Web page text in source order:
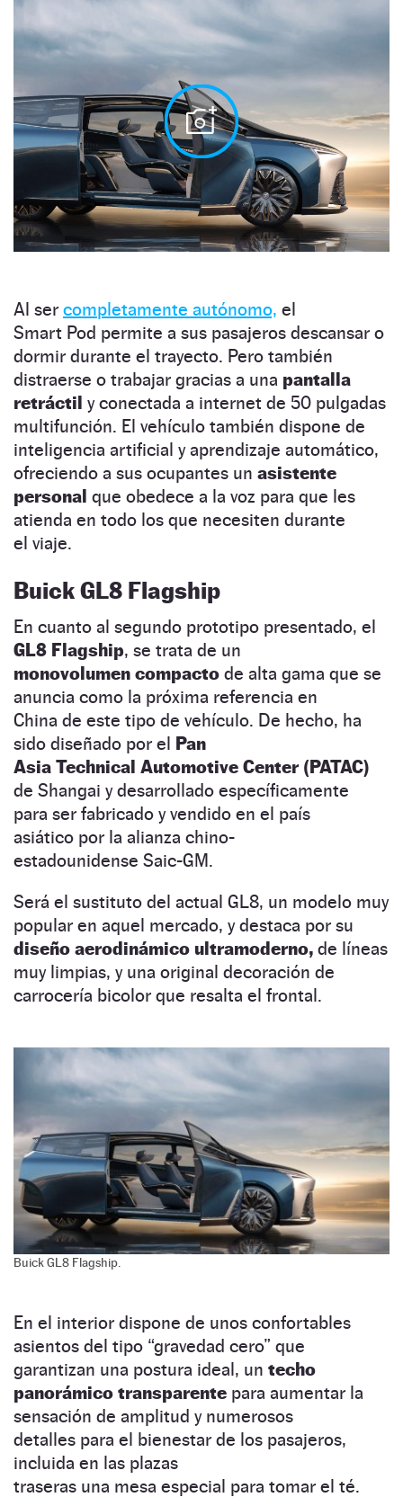
Al ser completamente autónomo, el
Smart Pod permite a sus pasajeros descansar o
dormir durante el trayecto. Pero también
distraerse o trabajar gracias a una pantalla
retráctil y conectada a internet de 50 pulgadas
multifunción. El vehículo también dispone de
inteligencia artificial y aprendizaje automático,
ofreciendo a sus ocupantes un asistente
personal que obedece a la voz para que les
atienda en todo los que necesiten durante
el viaje.
Buick GL8 Flagship
En cuanto al segundo prototipo presentado, el
GL8 Flagship, se trata de un
monovolumen compacto de alta gama que se
anuncia como la próxima referencia en
China de este tipo de vehículo. De hecho, ha
sido diseñado por el Pan
Asia Technical Automotive Center (PATAC)
de Shangai y desarrollado específicamente
para ser fabricado y vendido en el país
asiático por la alianza chino-
estadounidense Saic-GM.
Será el sustituto del actual GL8, un modelo muy
popular en aquel mercado, y destaca por su
diseño aerodinámico ultramoderno, de líneas
muy limpias, y una original decoración de
carrocería bicolor que resalta el frontal.
Buick GL8 Flagship.
En el interior dispone de unos confortables
asientos del tipo “gravedad cero” que
garantizan una postura ideal, un techo
panorámico transparente para aumentar la
sensación de amplitud y numerosos
detalles para el bienestar de los pasajeros,
incluida en las plazas
traseras una mesa especial para tomar el té.